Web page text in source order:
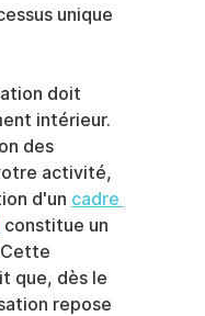
unique
doit
intérieur.
des
activité,
d'un cadre
constitue un
que, dès le
repose